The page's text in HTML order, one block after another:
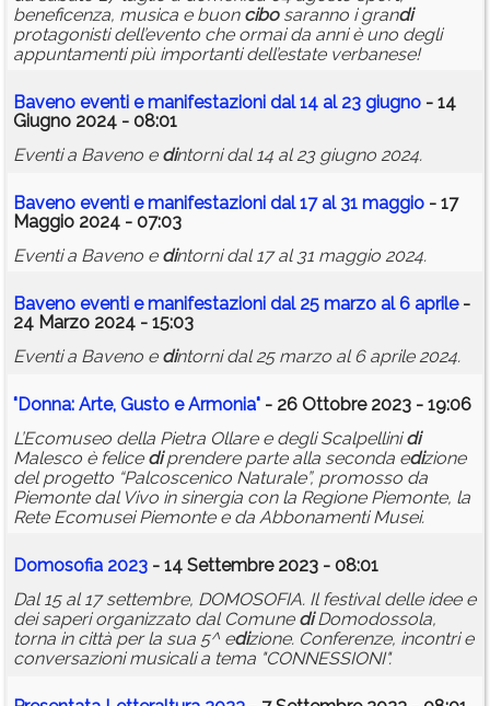
beneficenza, musica e buon cibosaranno i grandi
protagonisti dell’evento che ormai da anni è uno degli
appuntamenti più importanti dell’estate verbanese!
Baveno eventi e manifestazioni dal 14 al 23 giugno - 14
Giugno 2024 - 08:01
Eventi a Baveno e dintorni dal 14 al 23 giugno 2024.
Baveno eventi e manifestazioni dal 17 al 31 maggio - 17
Maggio 2024 - 07:03
Eventi a Baveno e dintorni dal 17 al 31 maggio 2024.
Baveno eventi e manifestazioni dal 25 marzo al 6 aprile-
24 Marzo 2024 - 15:03
Eventi a Baveno e dintorni dal 25 marzo al 6 aprile 2024.
"Donna: Arte, Gusto e Armonia" - 26 Ottobre 2023 - 19:06
L’Ecomuseo della Pietra Ollare e degli Scalpellinidi
Malesco è felice diprendere parte alla seconda edizione
del progetto “Palcoscenico Naturale”, promosso da
Piemonte dal Vivo in sinergia con la Regione Piemonte, la
Rete Ecomusei Piemonte e da Abbonamenti Musei.
Domosofia 2023 - 14 Settembre 2023 - 08:01
Dal 15 al 17 settembre, DOMOSOFIA. Il festival delle idee e
dei saperi organizzato dal Comune diDomodossola,
torna in città per la sua 5^ edizione. Conferenze, incontri e
conversazioni musicali a tema "CONNESSIONI".